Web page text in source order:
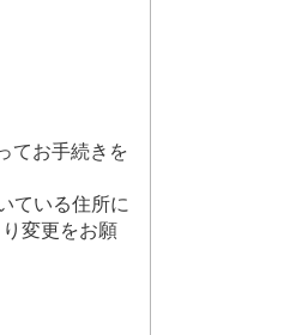
てお手続きを
ている住所に
変更をお願